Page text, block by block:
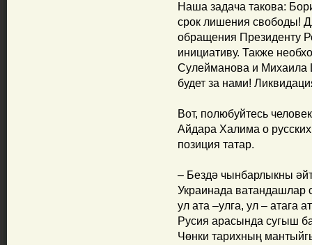
Наша задача такова:
срок лишения свободы!
обращения Президенту
инициативу. Также
Сулейманова и Михаила
будет за нами!
Вот, полюбуйтесь
Айдара Халима о
позиция татар.
– Бездә чынбарлыкны
Украинада
ул ата –улга, ул – атага
Русия арасында сугыш
Чөнки тарихның